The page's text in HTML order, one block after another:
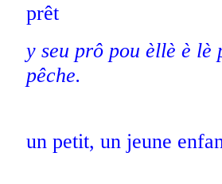
prêt
y seu prô pou èllè è
pêche.
un petit, un jeune